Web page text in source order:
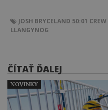
JOSH BRYCELAND 50:01 CREW
LLANGYNOG
ČÍTAŤ ĎALEJ
NOVINKY